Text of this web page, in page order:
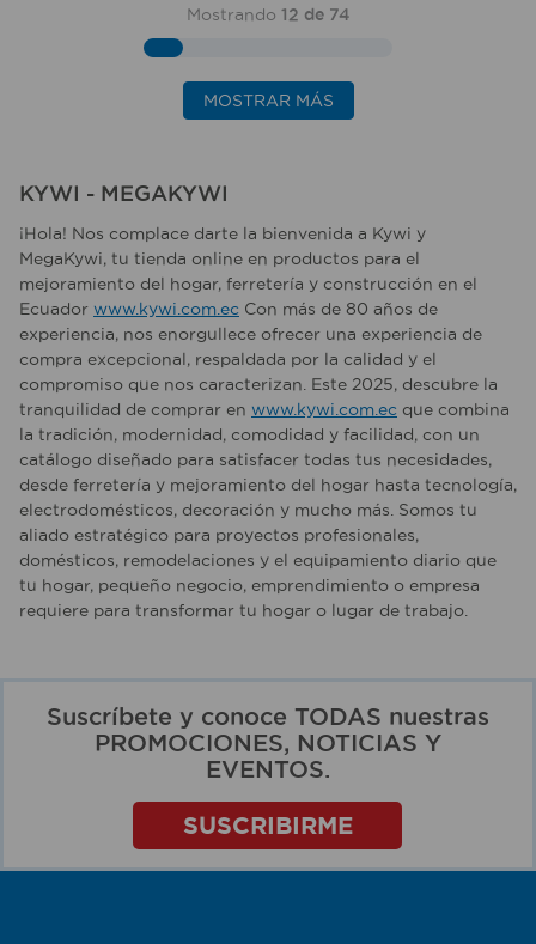
Mostrando 12 de 74
MOSTRAR MÁS
KYWI - MEGAKYWI
¡Hola! Nos complace darte la bienvenida a Kywi y
MegaKywi, tu tienda online en productos para el
mejoramiento del hogar, ferretería y construcción en el
Ecuador www.kywi.com.ec Con más de 80 años de
experiencia, nos enorgullece ofrecer una experiencia de
compra excepcional, respaldada por la calidad y el
compromiso que nos caracterizan. Este 2025, descubre la
tranquilidad de comprar en www.kywi.com.ec que combina
la tradición, modernidad, comodidad y facilidad, con un
catálogo diseñado para satisfacer todas tus necesidades,
desde ferretería y mejoramiento del hogar hasta tecnología,
electrodomésticos, decoración y mucho más. Somos tu
aliado estratégico para proyectos profesionales,
domésticos, remodelaciones y el equipamiento diario que
tu hogar, pequeño negocio, emprendimiento o empresa
requiere para transformar tu hogar o lugar de trabajo.
Suscríbete y conoce TODAS nuestras
PROMOCIONES, NOTICIAS Y
EVENTOS.
SUSCRIBIRME